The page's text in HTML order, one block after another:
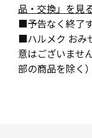
品・交換」を見
■予告なく終了
■ハルメク おみ
意はございませ
部の商品を除く）